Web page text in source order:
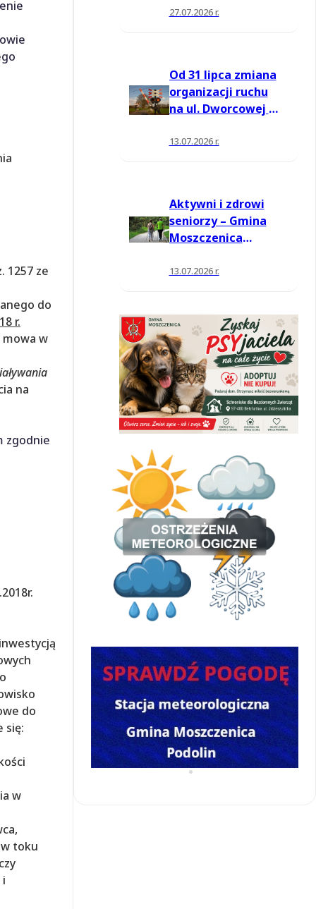
1257 ze
do
r.
w
na
zgodnie
do
się:
w
toku
i
27.07.2026 r.
Od 31 lipca zmiana
organizacji ruchu
na ul. Dworcowej w
13.07.2026 r.
Aktywni i zdrowi
seniorzy – Gmina
Moszczenica
na nowe zajęcia
13.07.2026 r.